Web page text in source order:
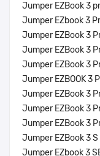
Jumper EZBook 3
Jumper EZbook 3
Jumper EZBook 3
Jumper EZBook 3
Jumper EZBook 3
Jumper EZBOOK 3
Jumper EZBook 3
Jumper EZBook 3
Jumper EZBook 3
Jumper EZBook 3 S
Jumper EZbook 3